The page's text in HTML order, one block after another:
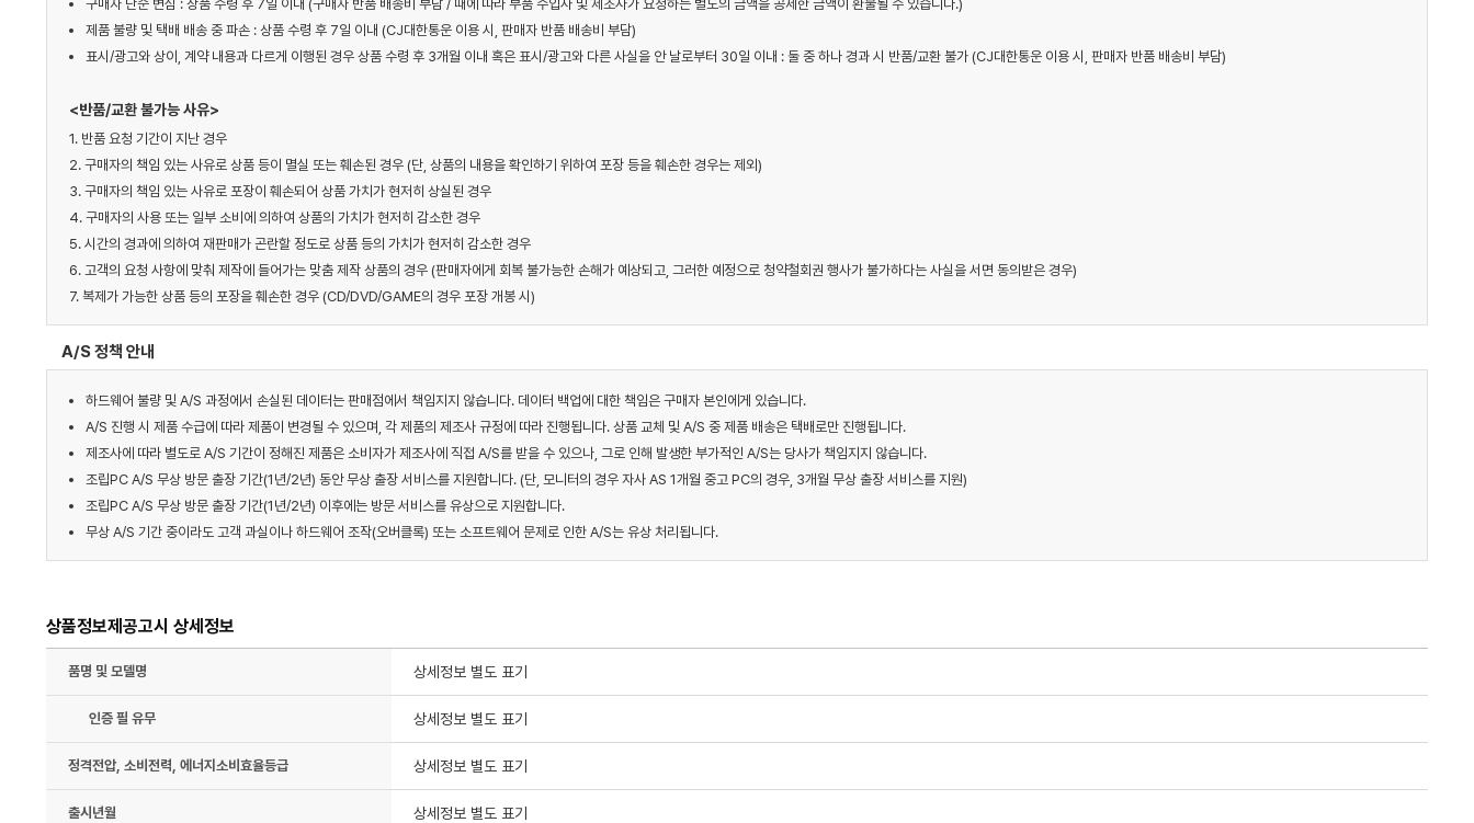
구매자 단순 변심 : 상품 수령 후 7일 이내 (구매자 반품 배송비 부담 / 때에 따라 부품 수입사 및 제조사가 요청하는 별도의 금액을 공제한 금액이 환불될 수 있습니다.)
제품 불량 및 택배 배송 중 파손 : 상품 수령 후 7일 이내 (CJ대한통운 이용 시, 판매자 반품 배송비 부담)
표시/광고와 상이, 계약 내용과 다르게 이행된 경우 상품 수령 후 3개월 이내 혹은 표시/광고와 다른 사실을 안 날로부터 30일 이내 : 둘 중 하나 경과 시 반품/교환 불가 (CJ대한통운 이용 시, 판매자 반품 배송비 부담)
<반품/교환 불가능 사유>
1. 반품 요청 기간이 지난 경우
2. 구매자의 책임 있는 사유로 상품 등이 멸실 또는 훼손된 경우 (단, 상품의 내용을 확인하기 위하여 포장 등을 훼손한 경우는 제외)
3. 구매자의 책임 있는 사유로 포장이 훼손되어 상품 가치가 현저히 상실된 경우
4. 구매자의 사용 또는 일부 소비에 의하여 상품의 가치가 현저히 감소한 경우
5. 시간의 경과에 의하여 재판매가 곤란할 정도로 상품 등의 가치가 현저히 감소한 경우
6. 고객의 요청 사항에 맞춰 제작에 들어가는 맞춤 제작 상품의 경우 (판매자에게 회복 불가능한 손해가 예상되고, 그러한 예정으로 청약철회권 행사가 불가하다는 사실을 서면 동의받은 경우)
7. 복제가 가능한 상품 등의 포장을 훼손한 경우 (CD/DVD/GAME의 경우 포장 개봉 시)
A/S 정책 안내
하드웨어 불량 및 A/S 과정에서 손실된 데이터는 판매점에서 책임지지 않습니다. 데이터 백업에 대한 책임은 구매자 본인에게 있습니다.
A/S 진행 시 제품 수급에 따라 제품이 변경될 수 있으며, 각 제품의 제조사 규정에 따라 진행됩니다. 상품 교체 및 A/S 중 제품 배송은 택배로만 진행됩니다.
제조사에 따라 별도로 A/S 기간이 정해진 제품은 소비자가 제조사에 직접 A/S를 받을 수 있으나, 그로 인해 발생한 부가적인 A/S는 당사가 책임지지 않습니다.
조립PC A/S 무상 방문 출장 기간(1년/2년) 동안 무상 출장 서비스를 지원합니다. (단, 모니터의 경우 자사 AS 1개월 중고 PC의 경우, 3개월 무상 출장 서비스를 지원)
조립PC A/S 무상 방문 출장 기간(1년/2년) 이후에는 방문 서비스를 유상으로 지원합니다.
무상 A/S 기간 중이라도 고객 과실이나 하드웨어 조작(오버클록) 또는 소프트웨어 문제로 인한 A/S는 유상 처리됩니다.
상품정보제공고시 상세정보
품명 및 모델명 상세정보 별도 표기
인증 필 유무 상세정보 별도 표기
정격전압, 소비전력, 에너지소비효율등급 상세정보 별도 표기
출시년월 상세정보 별도 표기